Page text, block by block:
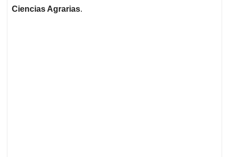
Ciencias Agrarias.